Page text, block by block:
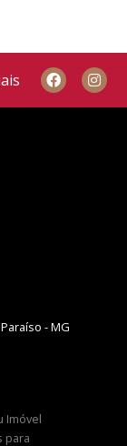
- MG
Imóvel
para